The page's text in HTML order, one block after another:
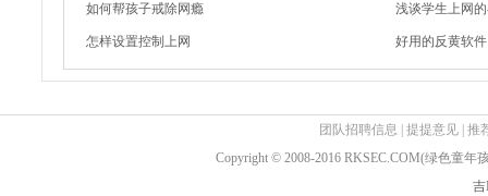
如何帮孩子戒除网瘾
怎样设置控制上网
浅谈学生上网
好用的反黄软件
团队招聘信息 提提意见 推
Copyright © 2008-2016 RKSEC.COM(绿色童年
吉